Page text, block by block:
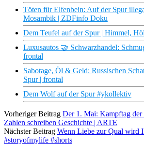
Töten für Elfenbein: Auf der Spur
Mosambik | ZDFinfo Doku
Dem Teufel auf der Spur | Himmel,
Luxusautos 🤝 Schwarzhandel:
frontal
Sabotage, Öl & Geld: Russischen
Spur | frontal
Dem Wolf auf der Spur #ykollektiv
Vorheriger Beitrag Der 1. Mai: Kampftag der
Zahlen schreiben Geschichte | ARTE
Nächster Beitrag Wenn Liebe zur Qual wird
#storyofmylife #shorts